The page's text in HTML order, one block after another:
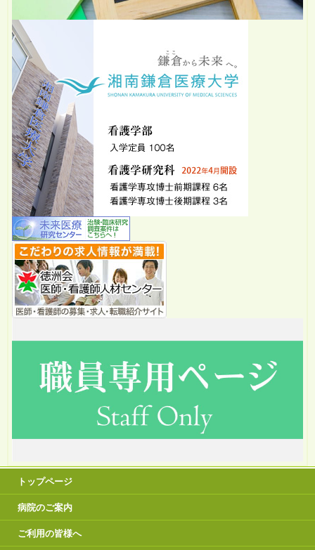
トップページ
病院のご案内
ご利用の皆様へ